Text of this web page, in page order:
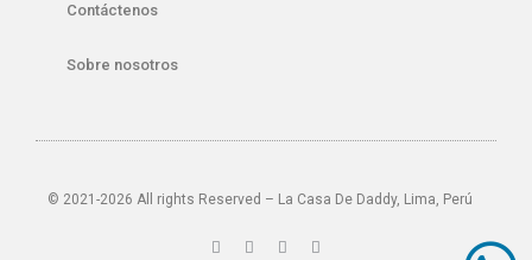
Contáctenos
Sobre nosotros
© 2021-2026 All rights Reserved – La Casa De Daddy, Lima, Perú